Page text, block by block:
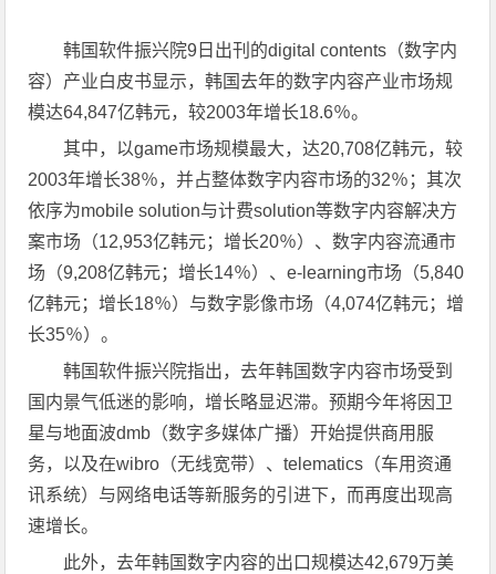
韩国软件振兴院9日出刊的digital contents（数字内
容）产业白皮书显示，韩国去年的数字内容产业市场规
模达64,847亿韩元，较2003年增长18.6％。
其中，以game市场规模最大，达20,708亿韩元，较
2003年增长38％，并占整体数字内容市场的32％；其次
依序为mobile solution与计费solution等数字内容解决方
案市场（12,953亿韩元；增长20％）、数字内容流通市
场（9,208亿韩元；增长14％）、e-learning市场（5,840
亿韩元；增长18％）与数字影像市场（4,074亿韩元；增
长35％）。
韩国软件振兴院指出，去年韩国数字内容市场受到
国内景气低迷的影响，增长略显迟滞。预期今年将因卫
星与地面波dmb（数字多媒体广播）开始提供商用服
务，以及在wibro（无线宽带）、telematics（车用资通
讯系统）与网络电话等新服务的引进下，而再度出现高
速增长。
此外，去年韩国数字内容的出口规模达42,679万美